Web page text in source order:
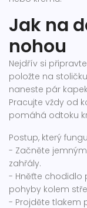
Jak na
nohou
Nejdřív si
položte na
naneste pár
Pracujte vždy od
pomáhá odtoku
Postup, který
- Začněte
zahřály.
- Hněťte chodidlo
pohyby kolem
- Projděte tlakem